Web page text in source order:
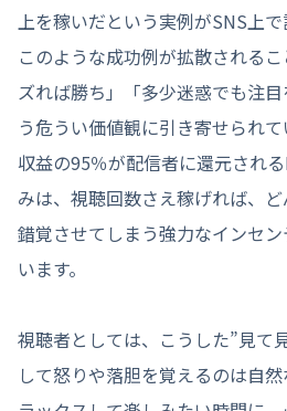
上を稼いだという実例がSNS上で
このような成功例が拡散される
ズれば勝ち」「多少迷惑でも注
う危うい価値観に引き寄せられて
収益の95％が配信者に還元され
みは、視聴回数さえ稼げれば、
錯覚させてしまう強力なインセ
います。
視聴者としては、こうした”見て
して怒りや落胆を覚えるのは自